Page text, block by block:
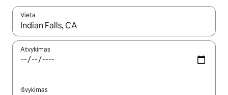
Vieta
Kai pasirodys paieškos rezultatai, juos naršyti galite
Atvykimas
Išvykimas